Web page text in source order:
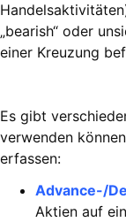
„bearish“ oder
einer Kreuzung
Es gibt
verwenden
erfassen:
Advance-/
Aktien auf